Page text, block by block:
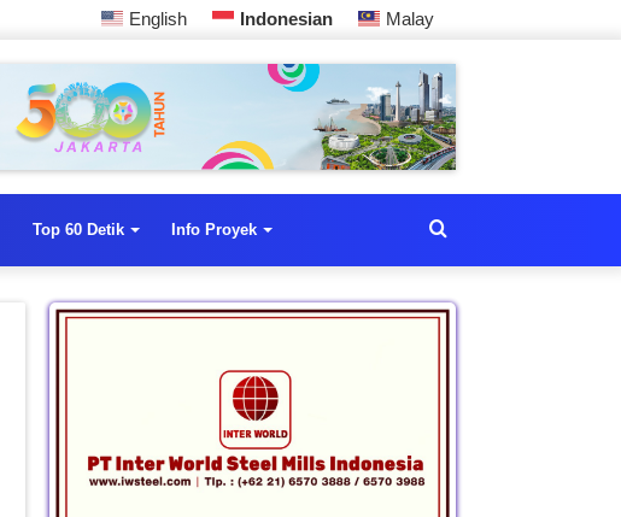
English Indonesian Malay
Top 60 Detik Info Proyek